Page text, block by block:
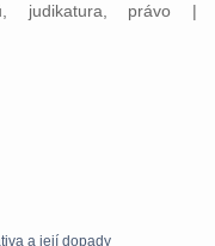
judikatura, právo |
a její dopady